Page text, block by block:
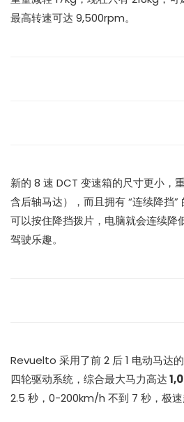
最高转速可达 9,500rpm。
新的 8 速 DCT 变速箱的尺寸更小，
含后轴马达），而且拥有 “连续降挡
可以按住降挡拨片，电脑就会连续降
驾驶乐趣。
Revuelto 采用了前 2 后 1 电动马达
四轮驱动系统，综合最大马力高达
2.5 秒，0-200km/h 不到 7 秒，极速